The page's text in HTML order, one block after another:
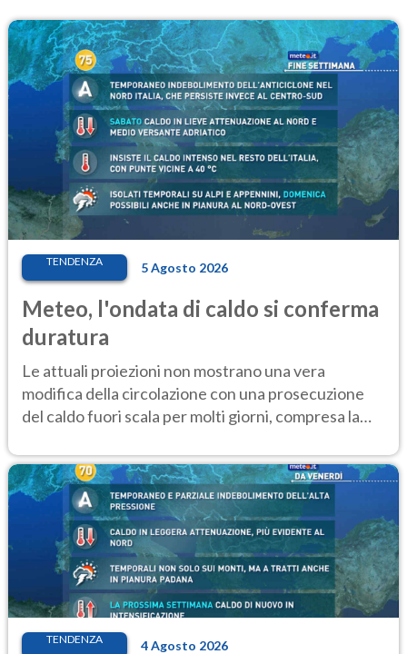
TENDENZA 5 Agosto 2026
Meteo, l'ondata di caldo si conferma
duratura
Le attuali proiezioni non mostrano una vera
modifica della circolazione con una prosecuzione
del caldo fuori scala per molti giorni, compresa la
TENDENZA 4 Agosto 2026